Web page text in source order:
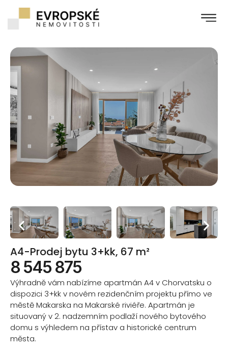
A4-Prodej bytu 3+kk, 67 m²
8 545 875
Výhradně vám nabízíme apartmán A4 v Chorvatsku o
dispozici 3+kk v novém rezidenčním projektu přímo ve
městě Makarska na Makarské riviéře. Apartmán je
situovaný v 2. nadzemním podlaží nového bytového
domu s výhledem na přístav a historické centrum
města.